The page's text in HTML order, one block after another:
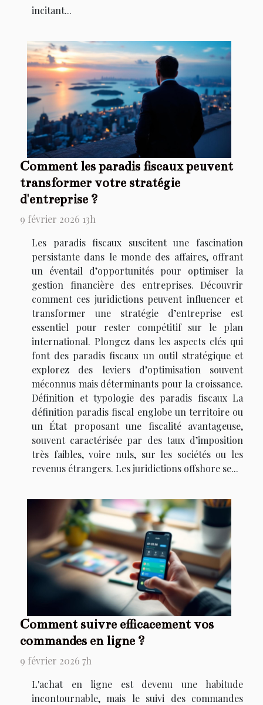
incitant...
Comment les paradis fiscaux peuvent
transformer votre stratégie
d'entreprise ?
9 février 2026 13h
Les paradis fiscaux suscitent une fascination
persistante dans le monde des affaires, offrant
un éventail d’opportunités pour optimiser la
gestion financière des entreprises. Découvrir
comment ces juridictions peuvent influencer et
transformer une stratégie d’entreprise est
essentiel pour rester compétitif sur le plan
international. Plongez dans les aspects clés qui
font des paradis fiscaux un outil stratégique et
explorez des leviers d’optimisation souvent
méconnus mais déterminants pour la croissance.
Définition et typologie des paradis fiscaux La
définition paradis fiscal englobe un territoire ou
un État proposant une fiscalité avantageuse,
souvent caractérisée par des taux d’imposition
très faibles, voire nuls, sur les sociétés ou les
revenus étrangers. Les juridictions offshore se...
Comment suivre efficacement vos
commandes en ligne ?
9 février 2026 7h
L'achat en ligne est devenu une habitude
incontournable, mais le suivi des commandes